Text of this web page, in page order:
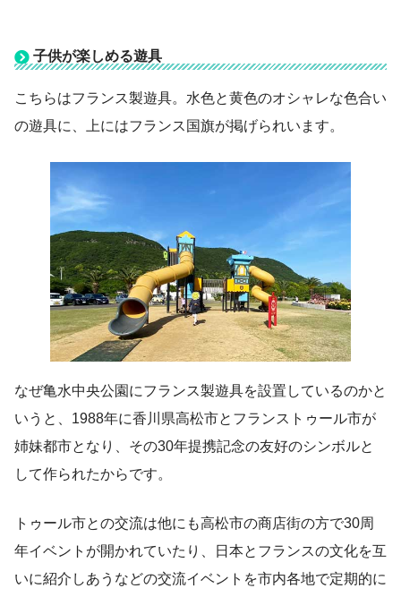
子供が楽しめる遊具
こちらはフランス製遊具。水色と黄色のオシャレな色合い
の遊具に、上にはフランス国旗が掲げられいます。
なぜ亀水中央公園にフランス製遊具を設置しているのかと
いうと、1988年に香川県高松市とフランストゥール市が
姉妹都市となり、その30年提携記念の友好のシンボルと
して作られたからです。
トゥール市との交流は他にも高松市の商店街の方で30周
年イベントが開かれていたり、日本とフランスの文化を互
いに紹介しあうなどの交流イベントを市内各地で定期的に